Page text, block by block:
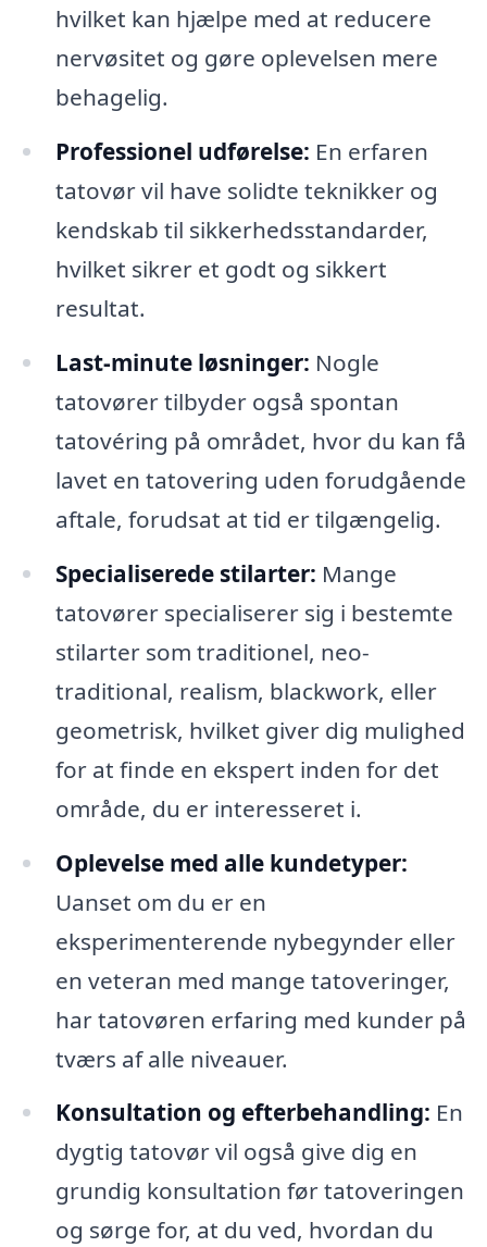
hvilket kan hjælpe med at reducere
nervøsitet og gøre oplevelsen mere
behagelig.
Professionel udførelse: En erfaren
tatovør vil have solidte teknikker og
kendskab til sikkerhedsstandarder,
hvilket sikrer et godt og sikkert
resultat.
Last-minute løsninger: Nogle
tatovører tilbyder også spontan
tatovéring på området, hvor du kan få
lavet en tatovering uden forudgående
aftale, forudsat at tid er tilgængelig.
Specialiserede stilarter: Mange
tatovører specialiserer sig i bestemte
stilarter som traditionel, neo-
traditional, realism, blackwork, eller
geometrisk, hvilket giver dig mulighed
for at finde en ekspert inden for det
område, du er interesseret i.
Oplevelse med alle kundetyper:
Uanset om du er en
eksperimenterende nybegynder eller
en veteran med mange tatoveringer,
har tatovøren erfaring med kunder på
tværs af alle niveauer.
Konsultation og efterbehandling: En
dygtig tatovør vil også give dig en
grundig konsultation før tatoveringen
og sørge for, at du ved, hvordan du